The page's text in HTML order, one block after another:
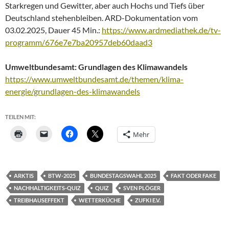
Starkregen und Gewitter, aber auch Hochs und Tiefs über
Deutschland stehenbleiben. ARD-Dokumentation vom
03.02.2025, Dauer 45 Min.: https://www.ardmediathek.de/tv-
programm/676e7e7ba20957deb60daad3
Umweltbundesamt: Grundlagen des Klimawandels
https://www.umweltbundesamt.de/themen/klima-
energie/grundlagen-des-klimawandels
TEILEN MIT:
Mehr
ARKTIS BTW-2025 BUNDESTAGSWAHL 2025
FAKT ODER FAKE
NACHHALTIGKEITS-QUIZ
QUIZ
SVEN PLÖGER
TREIBHAUSEFFEKT
WETTERKÜCHE ZUFKI E.V.